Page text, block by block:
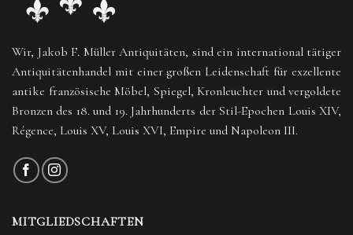
Wir, Jakob F. Müller Antiquitäten, sind ein international tätiger
Antiquitätenhandel mit einer großen Leidenschaft für exzellente
antike französische Möbel, Spiegel, Kronleuchter und vergoldete
Bronzen des 18. und 19. Jahrhunderts der Stil-Epochen Louis XIV,
Régence, Louis XV, Louis XVI, Empire und Napoleon III.
MITGLIEDSCHAFTEN